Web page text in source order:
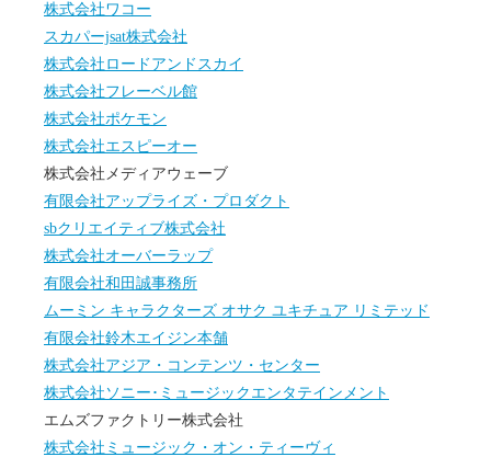
株式会社ワコー
スカパーjsat株式会社
株式会社ロードアンドスカイ
株式会社フレーベル館
株式会社ポケモン
株式会社エスピーオー
株式会社メディアウェーブ
有限会社アップライズ・プロダクト
sbクリエイティブ株式会社
株式会社オーバーラップ
有限会社和田誠事務所
ムーミン キャラクターズ オサク ユキチュア リミテッド
有限会社鈴木エイジン本舗
株式会社アジア・コンテンツ・センター
株式会社ソニー･ミュージックエンタテインメント
エムズファクトリー株式会社
株式会社ミュージック・オン・ティーヴィ